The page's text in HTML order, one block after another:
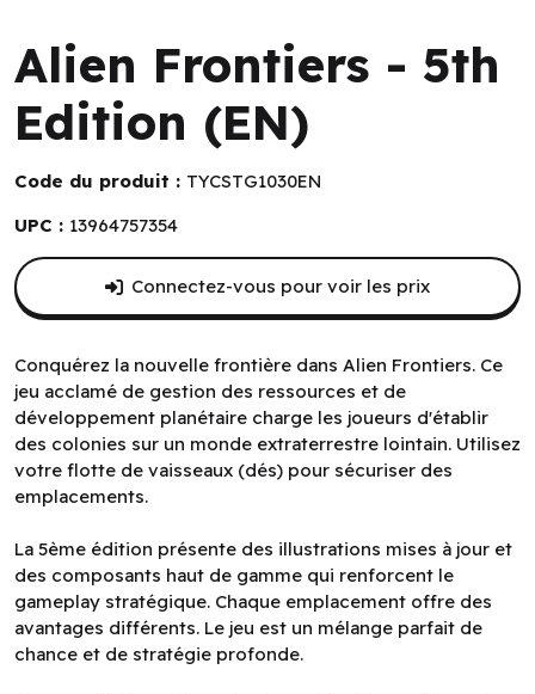
Alien Frontiers - 5th
Edition (EN)
Code du produit : TYCSTG1030EN
UPC : 13964757354
Conquérez la nouvelle frontière dans Alien Frontiers. Ce
jeu acclamé de gestion des ressources et de
développement planétaire charge les joueurs d'établir
des colonies sur un monde extraterrestre lointain. Utilisez
votre flotte de vaisseaux (dés) pour sécuriser des
emplacements.
La 5ème édition présente des illustrations mises à jour et
des composants haut de gamme qui renforcent le
gameplay stratégique. Chaque emplacement offre des
avantages différents. Le jeu est un mélange parfait de
chance et de stratégie profonde.
Connectez-vous pour voir les prix